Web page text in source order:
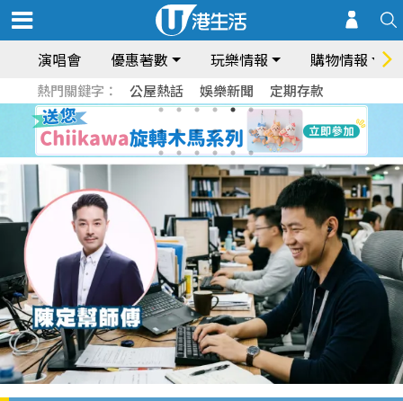
演唱會 優惠著數 玩樂情報 購物情報
熱門關鍵字： 公屋熱話 娛樂新聞 定期存款